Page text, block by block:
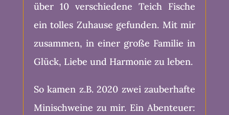
über 10 verschiedene Teich Fische
ein tolles Zuhause gefunden. Mit mir
zusammen, in einer große Familie in
Glück, Liebe und Harmonie zu leben.
So kamen z.B. 2020 zwei zauberhafte
Minischweine zu mir. Ein Abenteuer: